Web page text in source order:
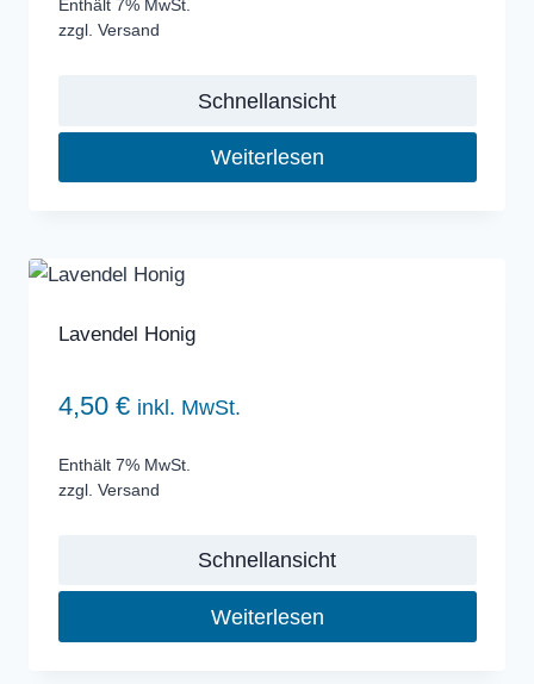
Enthält 7% MwSt.
zzgl. Versand
Schnellansicht
Weiterlesen
Lavendel Honig
4,50 € inkl. MwSt.
Enthält 7% MwSt.
zzgl. Versand
Schnellansicht
Weiterlesen